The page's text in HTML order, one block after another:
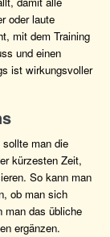
oder laute
mit dem Training
und einen
ist wirkungsvoller
man die
kürzesten Zeit,
So kann man
ob man sich
man das übliche
ergänzen.